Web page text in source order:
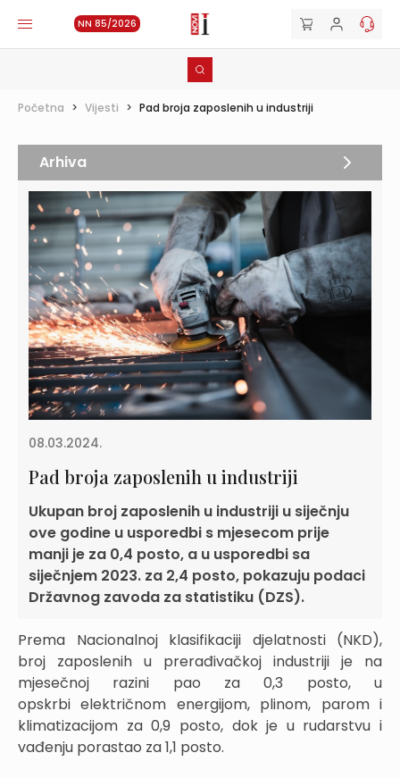
NN 85/2026
Početna > Vijesti > Pad broja zaposlenih u industriji
08.03.2024.
Pad broja zaposlenih u industriji
Ukupan broj zaposlenih u industriji u siječnju
ove godine u usporedbi s mjesecom prije
manji je za 0,4 posto, a u usporedbi sa
siječnjem 2023. za 2,4 posto, pokazuju podaci
Državnog zavoda za statistiku (DZS).
Prema Nacionalnoj klasifikaciji djelatnosti (NKD),
broj zaposlenih u prerađivačkoj industriji je na
mjesečnoj razini pao za 0,3 posto, u
opskrbi električnom energijom, plinom, parom i
klimatizacijom za 0,9 posto, dok je u rudarstvu i
vađenju porastao za 1,1 posto.
Arhiva